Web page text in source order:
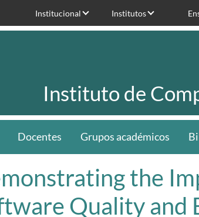
Institucional Institutos
Instituto de
Docentes Grupos académicos
the
Quality and